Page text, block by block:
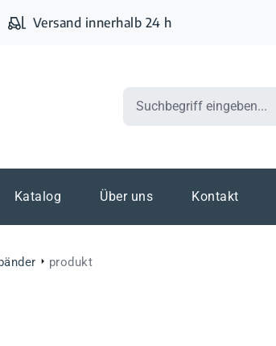
Versand innerhalb 24 h
Katalog Über uns Kontakt
produkt